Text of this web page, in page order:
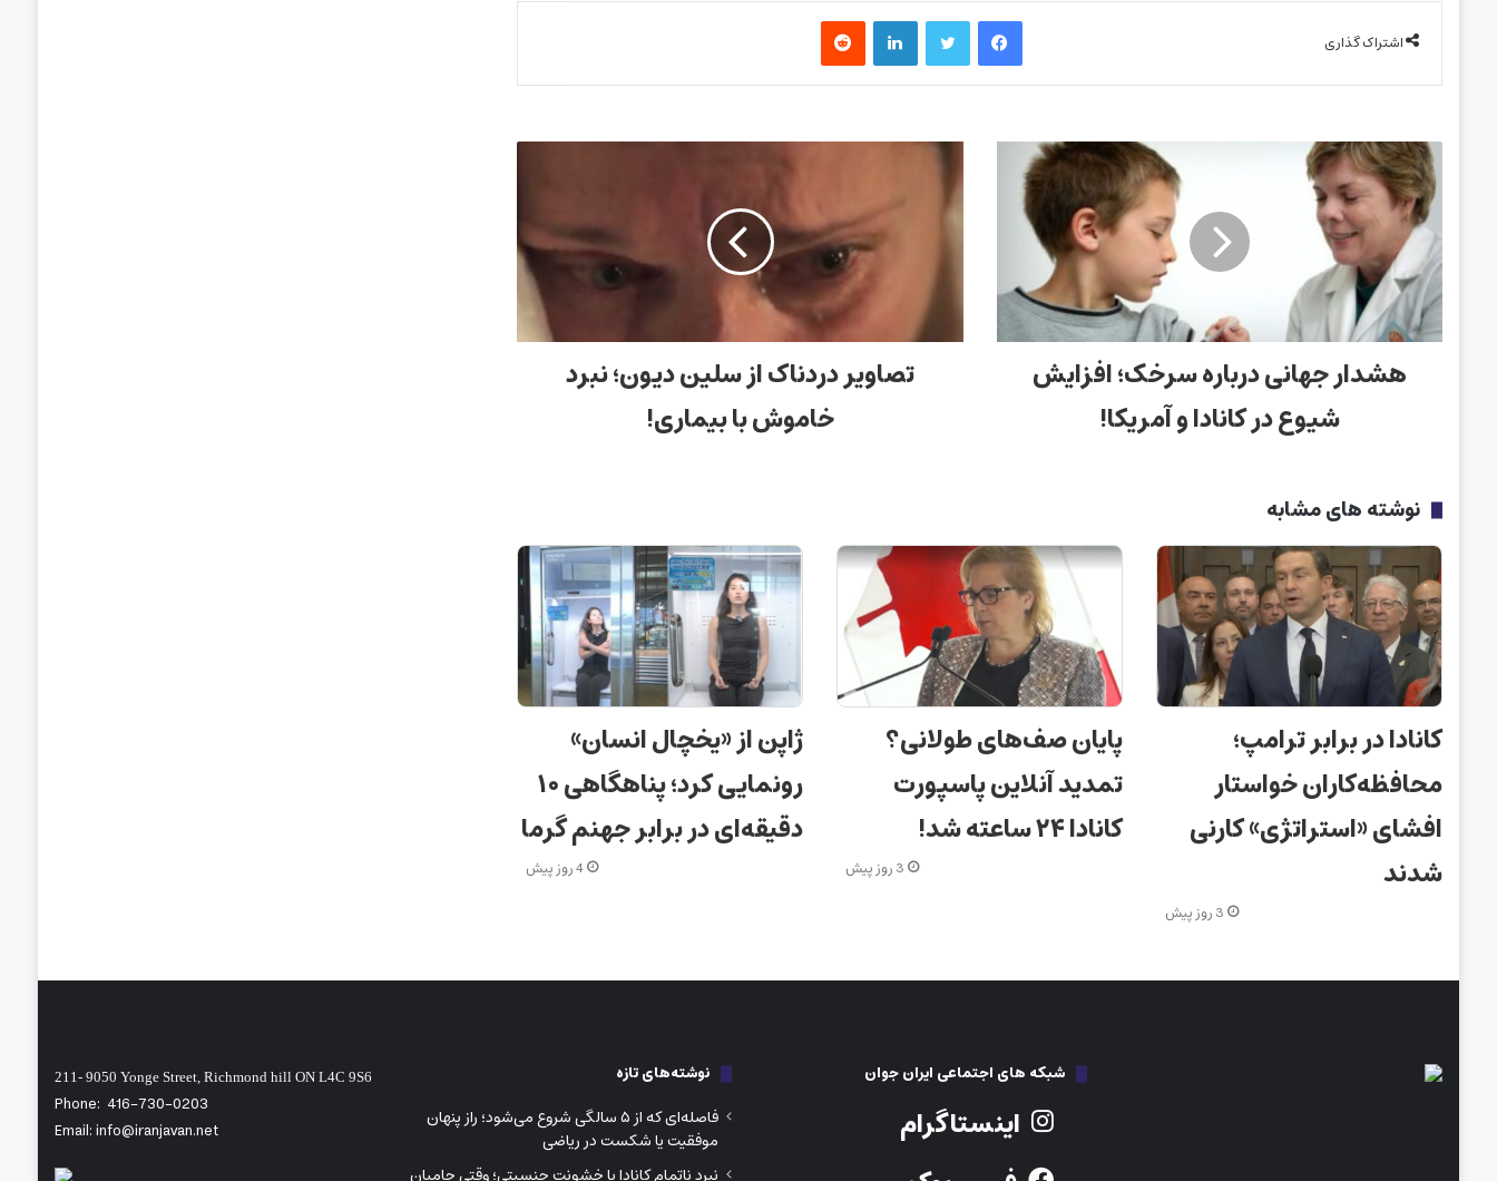
اشتراک گذاری
فیس بوک توییتر لینکدین‫رددیت
هشدار جهانی درباره سرخک؛ افزایش
شیوع در کانادا و آمریکا!
تصاویر دردناک از سلین دیون؛ نبرد
خاموش با بیماری!
نوشته های مشابه
کانادا در برابر ترامپ؛
محافظه‌کاران خواستار
افشای «استراتژی» کارنی
شدند
3 روز پیش
پایان صف‌های طولانی؟
تمدید آنلاین پاسپورت
کانادا ۲۴ ساعته شد!
3 روز پیش
ژاپن از «یخچال انسان»
رونمایی کرد؛ پناهگاهی ۱۰
دقیقه‌ای در برابر جهنم گرما
4 روز پیش
شبکه های اجتماعی ایران جوان
اینستاگرام
نوشته‌های تازه
فاصله‌ای که از ۵ سالگی شروع می‌شود؛ راز پنهان
موفقیت یا شکست در ریاضی
نبرد ناتمام کانادا با خشونت جنسیتی؛ وقتی حامیان
211- 9050 Yonge Street, Richmond hill ON L4C 9S6
Phone: 416-730-0203
Email: info@iranjavan.net